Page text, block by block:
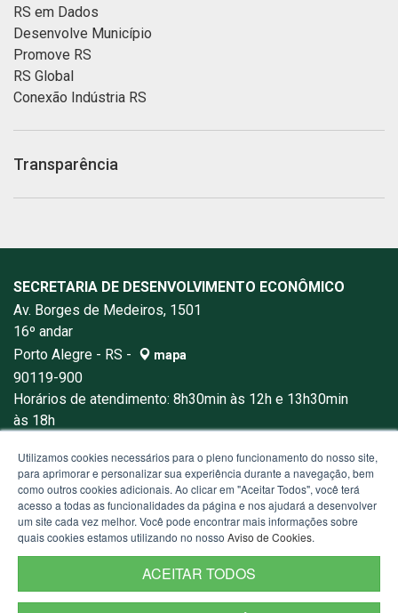
RS em Dados
Desenvolve Município
Promove RS
RS Global
Conexão Indústria RS
Transparência
SECRETARIA DE DESENVOLVIMENTO ECONÔMICO
Av. Borges de Medeiros, 1501
16º andar
Porto Alegre - RS -
mapa
90119-900
Horários de atendimento: 8h30min às 12h e 13h30min
às 18h
Utilizamos cookies necessários para o pleno funcionamento do nosso site,
para aprimorar e personalizar sua experiência durante a navegação, bem
como outros cookies adicionais. Ao clicar em "Aceitar Todos", você terá
acesso a todas as funcionalidades da página e nos ajudará a desenvolver
um site cada vez melhor. Você pode encontrar mais informações sobre
quais cookies estamos utilizando no nosso Aviso de Cookies.
ACEITAR TODOS